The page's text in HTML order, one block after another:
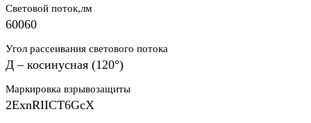
Световой поток,лм
60060
Угол рассеивания светового потока
Д – косинусная (120°)
Маркировка взрывозащиты
2ЕхnRIICT6GcХ